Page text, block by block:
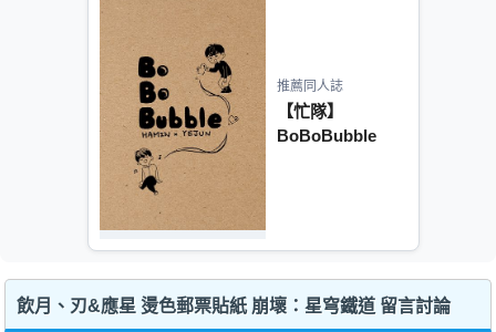
推薦同人誌
【忙隊】
BoBoBubble
飲月、刃&應星 燙色郵票貼紙 崩壞：星穹鐵道 留言討論